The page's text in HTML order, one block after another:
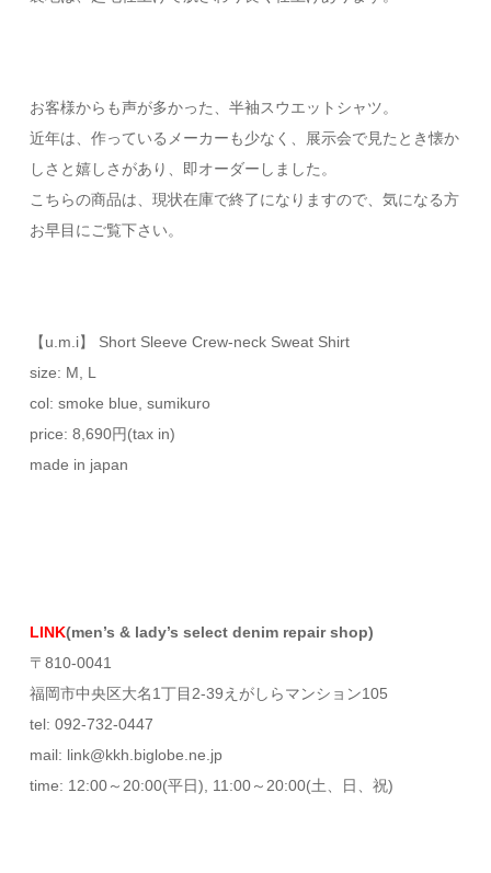
お客様からも声が多かった、半袖スウエットシャツ。
近年は、作っているメーカーも少なく、展示会で見たとき懐か
しさと嬉しさがあり、即オーダーしました。
こちらの商品は、現状在庫で終了になりますので、気になる方
お早目にご覧下さい。
【u.m.i】 Short Sleeve Crew-neck Sweat Shirt
size: M, L
col: smoke blue, sumikuro
price: 8,690円(tax in)
made in japan
LINK(men’s & lady’s select denim repair shop)
〒810-0041
福岡市中央区大名1丁目2-39えがしらマンション105
tel: 092-732-0447
mail: link@kkh.biglobe.ne.jp
time: 12:00～20:00(平日), 11:00～20:00(土、日、祝)